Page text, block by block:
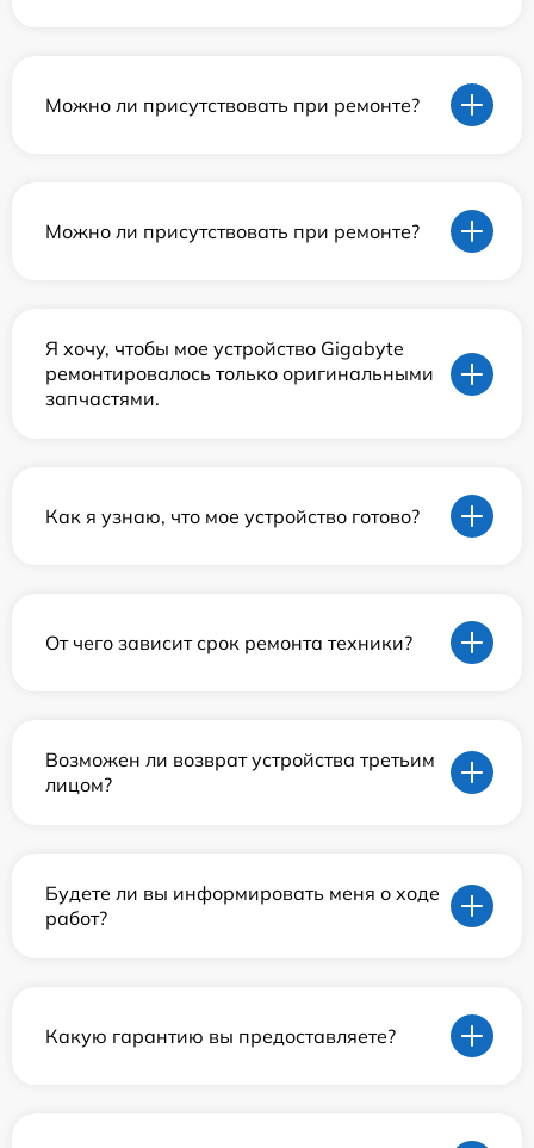
Можно ли присутствовать при ремонте?
Можно ли присутствовать при ремонте?
Я хочу, чтобы мое устройство Gigabyte
ремонтировалось только оригинальными
запчастями.
Как я узнаю, что мое устройство готово?
От чего зависит срок ремонта техники?
Возможен ли возврат устройства третьим
лицом?
Будете ли вы информировать меня о ходе
работ?
Какую гарантию вы предоставляете?